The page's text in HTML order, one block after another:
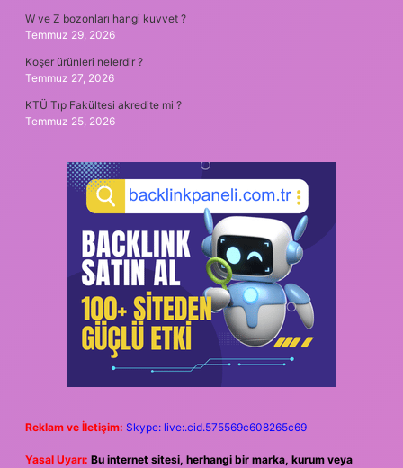
W ve Z bozonları hangi kuvvet ?
Temmuz 29, 2026
Koşer ürünleri nelerdir ?
Temmuz 27, 2026
KTÜ Tıp Fakültesi akredite mi ?
Temmuz 25, 2026
Reklam ve İletişim: Skype: live:.cid.575569c608265c69
Yasal Uyarı: Bu internet sitesi, herhangi bir marka, kurum veya